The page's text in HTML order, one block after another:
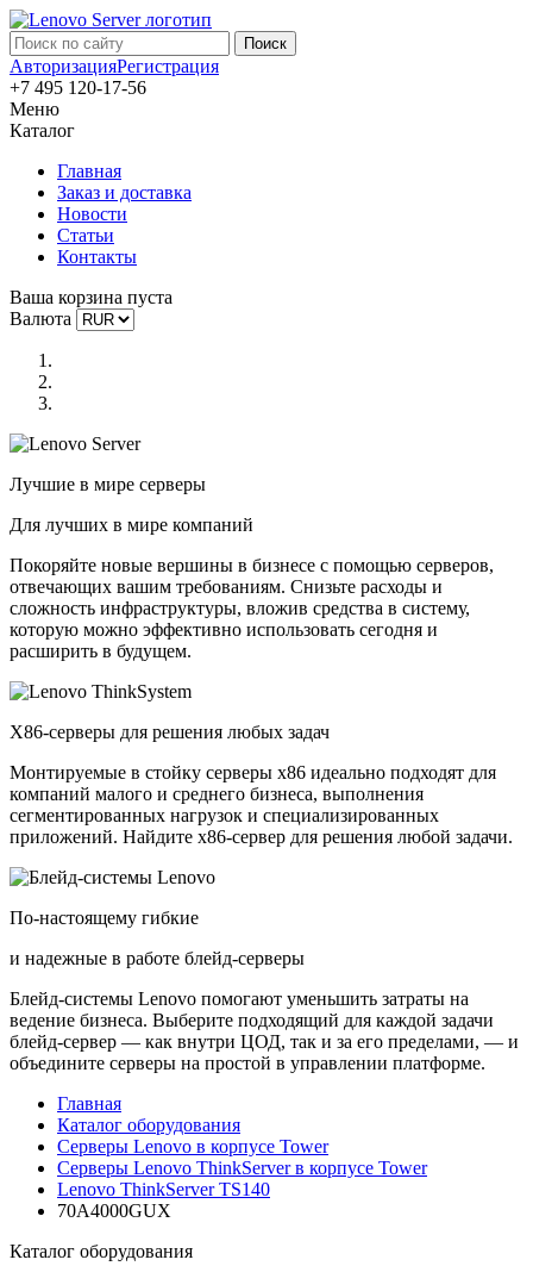
АвторизацияРегистрация
+7 495 120-17-56
Меню
Каталог
Главная
Заказ и доставка
Новости
Статьи
Контакты
Ваша корзина пуста
Валюта
Лучшие в мире серверы
Для лучших в мире компаний
Покоряйте новые вершины в бизнесе с помощью серверов,
отвечающих вашим требованиям. Снизьте расходы и
сложность инфраструктуры, вложив средства в систему,
которую можно эффективно использовать сегодня и
расширить в будущем.
X86-серверы для решения любых задач
Монтируемые в стойку серверы x86 идеально подходят для
компаний малого и среднего бизнеса, выполнения
сегментированных нагрузок и специализированных
приложений. Найдите x86-сервер для решения любой задачи.
По-настоящему гибкие
и надежные в работе блейд-серверы
Блейд-системы Lenovo помогают уменьшить затраты на
ведение бизнеса. Выберите подходящий для каждой задачи
блейд-сервер — как внутри ЦОД, так и за его пределами, — и
объедините серверы на простой в управлении платформе.
Главная
Каталог оборудования
Серверы Lenovo в корпусе Tower
Серверы Lenovo ThinkServer в корпусе Tower
Lenovo ThinkServer TS140
70A4000GUX
Каталог оборудования